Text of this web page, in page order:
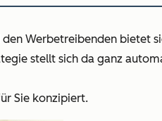
Werbetreibenden bietet
stellt sich da ganz
Sie konzipiert.